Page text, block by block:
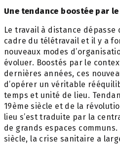
Une tendance boostée par
Le travail à distance
cadre du télétravail et il y a
nouveaux modes
évoluer. Boostés par le
dernières années, ces
d’opérer un véritable
temps et unité de lieu.
19ème siècle et de la
lieu s’est traduite par la
de grands espaces communs.
siècle, la crise sanitaire a